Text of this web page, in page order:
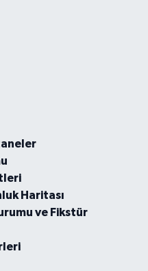
Haritası
ve Fikstür